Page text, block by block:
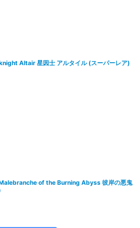
Altair 星因士 アルタイル (スーパーレア)
of the Burning Abyss 彼岸の悪鬼